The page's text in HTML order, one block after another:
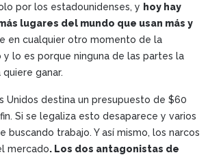
por los estadounidenses, y hoy hay
lugares del mundo que usan más y
en cualquier otro momento de la
y lo es porque ninguna de las partes la
ganar.
Unidos destina un presupuesto de $60
Si se legaliza esto desaparece y varios
buscando trabajo. Y así mismo, los narcos
mercado. Los dos antagonistas de